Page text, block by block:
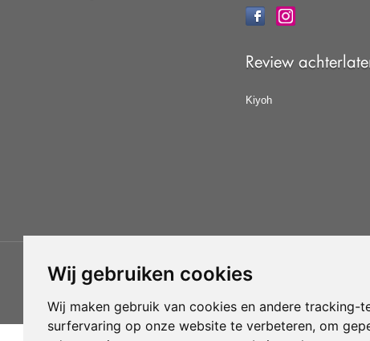
Wij gebruiken cookies
Wij maken gebruik van cookies en andere tracking-
surfervaring op onze website te verbeteren, om
Review
Kiyoh
Gebruik van deze site betekent dat u dealgemene voorwaarden